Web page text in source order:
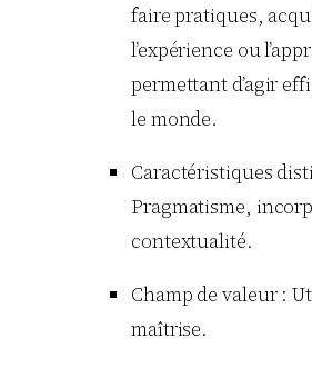
faire pratiques,
l’expérience ou
permettant d’agir
le monde.
Caractéristiques
Pragmatisme,
contextualité.
Champ de valeur :
maîtrise.